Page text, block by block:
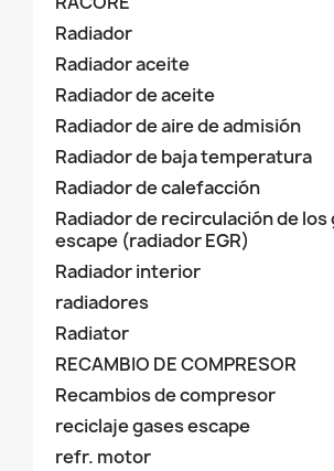
Radiador
Radiador aceite
Radiador de aceite
Radiador de aire de admisión
Radiador de baja temperatura
Radiador de calefacción
Radiador de recirculación de los
escape (radiador EGR)
Radiador interior
radiadores
Radiator
RECAMBIO DE COMPRESOR
Recambios de compresor
reciclaje gases escape
refr. motor